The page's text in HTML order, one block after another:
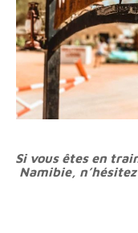
Si vous êtes en
Namibie,